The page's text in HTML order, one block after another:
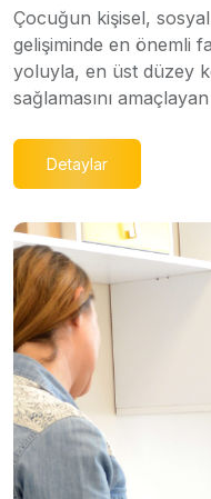
Çocuğun kişisel, sosyal
gelişiminde en önemli
yoluyla, en üst düzey
sağlamasını
Detaylar